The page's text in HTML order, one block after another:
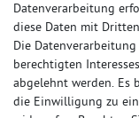
© Copyright 2026
Preisangaben inkl.
Datenverarbeitung
diese Daten mit
Die
berechtigten
abgelehnt werden. Es
die Einwilligung zu